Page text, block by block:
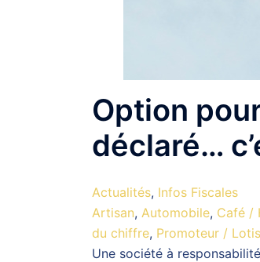
Option
déclaré…
Actualités, Infos Fiscales
Artisan, Automobile, Café /
du chiffre, Promoteur /
Une société à